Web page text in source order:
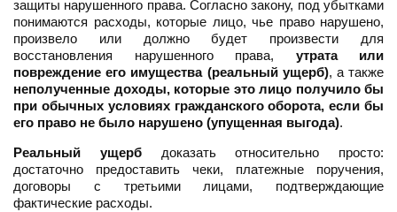
защиты нарушенного права. Согласно закону, под убытками
понимаются расходы, которые лицо, чье право нарушено,
произвело или должно будет произвести для
восстановления нарушенного права, утрата или
повреждение его имущества (реальный ущерб), а также
неполученные доходы, которые это лицо получило бы
при обычных условиях гражданского оборота, если бы
его право не было нарушено (упущенная выгода).
Реальный ущербдоказать относительно просто:
достаточно предоставить чеки, платежные поручения,
договоры с третьими лицами, подтверждающие
фактические расходы.